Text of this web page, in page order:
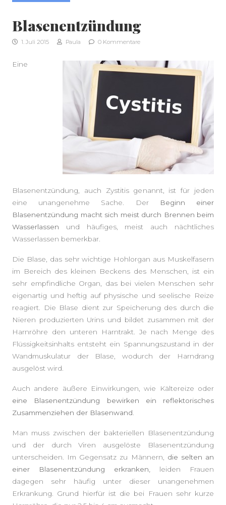
Blasenentzündung
1. Juli 2015 Paula 0 Kommentare
Eine
Blasenentzündung, auch Zystitis genannt, ist für jeden
eine unangenehme Sache. Der
Beginn einer
Blasenentzündung macht sich meist durch Brennen beim
Wasserlassen und häufiges, meist auch nächtliches
Wasserlassen bemerkbar.
Die Blase, das sehr wichtige Hohlorgan aus Muskelfasern
im Bereich des kleinen Beckens des Menschen, ist ein
sehr empfindliche Organ, das bei vielen Menschen sehr
eigenartig und heftig auf physische und seelische Reize
reagiert. Die Blase dient zur Speicherung des durch die
Nieren produzierten Urins und bildet zusammen mit der
Harnröhre den unteren Harntrakt. Je nach Menge des
Flüssigkeitsinhalts entsteht ein Spannungszustand in der
Wandmuskulatur der Blase, wodurch der Harndrang
ausgelöst wird.
Auch andere äußere Einwirkungen, wie Kältereize oder
eine Blasenentzündung bewirken ein reflektorisches
Zusammenziehen der Blasenwand.
Man muss zwischen der bakteriellen Blasenentzündung
und der durch Viren ausgelöste Blasenentzündung
unterscheiden. Im Gegensatz zu Männern, die selten an
einer Blasenentzündung erkranken, leiden Frauen
dagegen sehr häufig unter dieser unangenehmen
Erkrankung. Grund hierfür ist die bei Frauen sehr kurze
SEITENLEISTE